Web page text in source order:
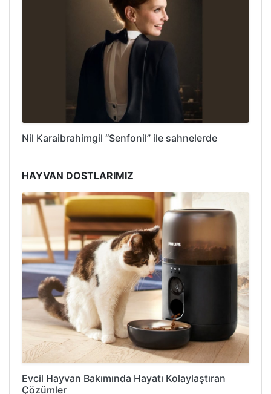
Nil Karaibrahimgil “Senfonil” ile sahnelerde
HAYVAN DOSTLARIMIZ
Evcil Hayvan Bakımında Hayatı Kolaylaştıran
Çözümler